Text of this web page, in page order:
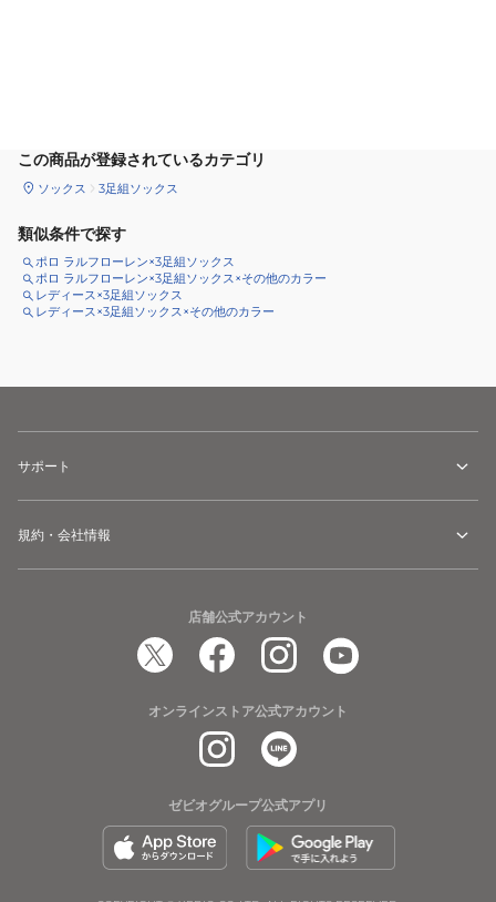
この商品が登録されているカテゴリ
ソックス 3足組ソックス
類似条件で探す
ポロ ラルフローレン×3足組ソックス
ポロ ラルフローレン×3足組ソックス×その他のカラー
レディース×3足組ソックス
レディース×3足組ソックス×その他のカラー
サポート
規約・会社情報
店舗公式アカウント
オンラインストア公式アカウント
ゼビオグループ公式アプリ